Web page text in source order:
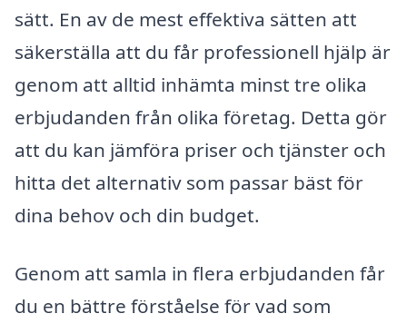
sätt. En av de mest effektiva sätten att
säkerställa att du får professionell hjälp är
genom att alltid inhämta minst tre olika
erbjudanden från olika företag. Detta gör
att du kan jämföra priser och tjänster och
hitta det alternativ som passar bäst för
dina behov och din budget.
Genom att samla in flera erbjudanden får
du en bättre förståelse för vad som